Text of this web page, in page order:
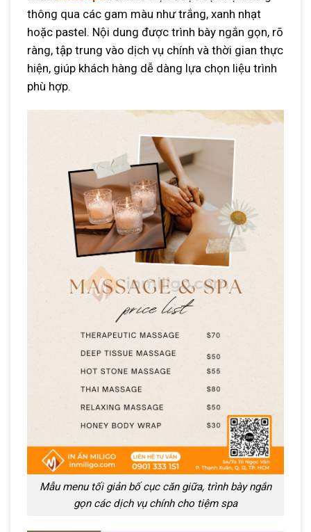
thông qua các gam màu như trắng, xanh nhạt
hoặc pastel. Nội dung được trình bày ngắn gọn, rõ
ràng, tập trung vào dịch vụ chính và thời gian thực
hiện, giúp khách hàng dễ dàng lựa chọn liệu trình
phù hợp.
Mẫu menu tối giản bố cục căn giữa, trình bày ngắn
gọn các dịch vụ chính cho tiệm spa